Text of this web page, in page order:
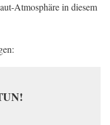
Atmosphäre in diesem